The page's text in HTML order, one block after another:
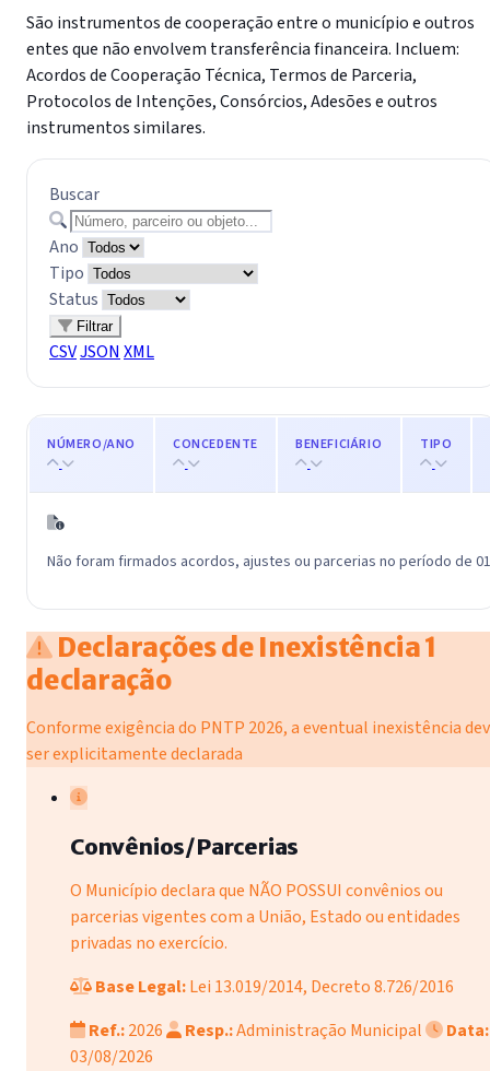
São instrumentos de cooperação entre o município e outros
entes que não envolvem transferência financeira. Incluem:
Acordos de Cooperação Técnica, Termos de Parceria,
Protocolos de Intenções, Consórcios, Adesões e outros
instrumentos similares.
Buscar
Ano
Tipo
Status
Filtrar
CSVJSON XML
NÚMERO/ANO CONCEDENTE BENEFICIÁRIO TIPO
Não foram firmados acordos, ajustes ou parcerias no período de
Declarações de Inexistência1
declaração
Conforme exigência do PNTP 2026, a eventual inexistência
ser explicitamente declarada
Convênios/Parcerias
O Município declara que NÃO POSSUI convênios ou
parcerias vigentes com a União, Estado ou entidades
privadas no exercício.
Base Legal:Lei 13.019/2014, Decreto 8.726/2016
Ref.:2026 Resp.:Administração Municipal
Data:
03/08/2026